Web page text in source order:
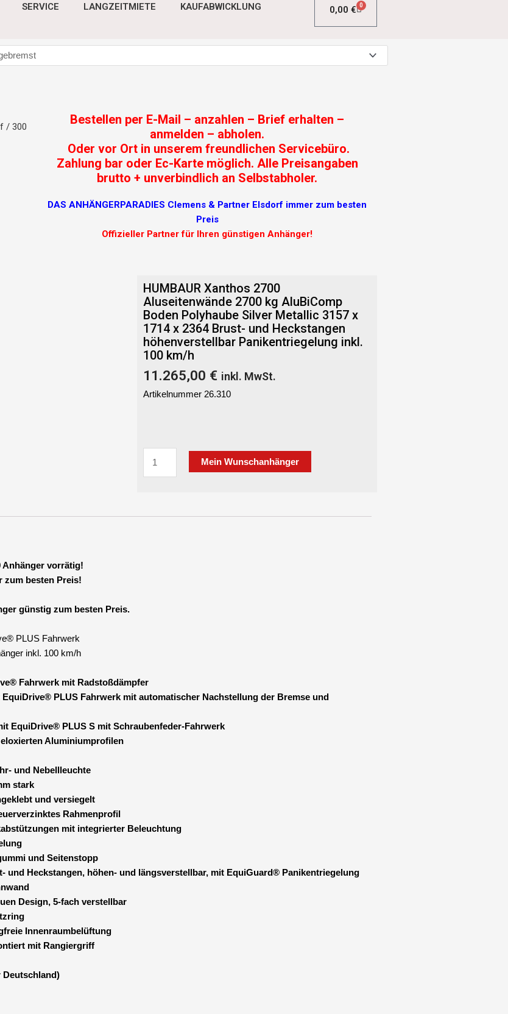
SERVICE LANGZEITMIETE KAUFABWICKLUNG 0,00 € 0
WARENKORB
/ 300
Bestellen per E-Mail – anzahlen – Brief erhalten –
anmelden – abholen.
Oder vor Ort in unserem freundlichen Servicebüro.
Zahlung bar oder Ec-Karte möglich. Alle Preisangaben
brutto + unverbindlich an Selbstabholer.
DAS ANHÄNGERPARADIES Clemens & Partner Elsdorf immer zum besten
Preis
Offizieller Partner für Ihren günstigen Anhänger!
HUMBAUR Xanthos 2700
Aluseitenwände 2700 kg AluBiComp
Boden Polyhaube Silver Metallic 3157 x
1714 x 2364 Brust- und Heckstangen
höhenverstellbar Panikentriegelung inkl.
100 km/h
11.265,00 € inkl. MwSt.
Artikelnummer 26.310
HUMBAUR
Xanthos
Brust-
und
höhenverstellbar
Mein Wunschanhänger
Anhänger vorrätig!
zum besten Preis!
günstig zum besten Preis.
PLUS Fahrwerk
inkl. 100 km/h
Fahrwerk mit Radstoßdämpfer
EquiDrive® PLUS Fahrwerk mit automatischer Nachstellung der Bremse und
EquiDrive® PLUS S mit Schraubenfeder-Fahrwerk
Aluminiumprofilen
und Nebellleuchte
stark
und versiegelt
Rahmenprofil
mit integrierter Beleuchtung
und Seitenstopp
und Heckstangen, höhen- und längsverstellbar, mit EquiGuard® Panikentriegelung
Design, 5-fach verstellbar
Innenraumbelüftung
mit Rangiergriff
Deutschland)